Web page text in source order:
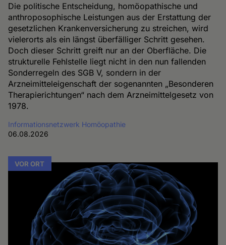
Die politische Entscheidung, homöopathische und
anthroposophische Leistungen aus der Erstattung der
gesetzlichen Krankenversicherung zu streichen, wird
vielerorts als ein längst überfälliger Schritt gesehen.
Doch dieser Schritt greift nur an der Oberfläche. Die
strukturelle Fehlstelle liegt nicht in den nun fallenden
Sonderregeln des SGB V, sondern in der
Arzneimitteleigenschaft der sogenannten „Besonderen
Therapierichtungen“ nach dem Arzneimittelgesetz von
1978.
Informationsnetzwerk Homöopathie
06.08.2026
VOR ORT